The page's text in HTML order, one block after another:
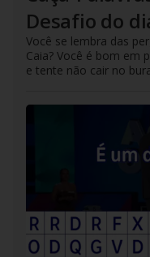
Desafio do
Você se lembra das
Caia? Você é bom em
e tente não cair no